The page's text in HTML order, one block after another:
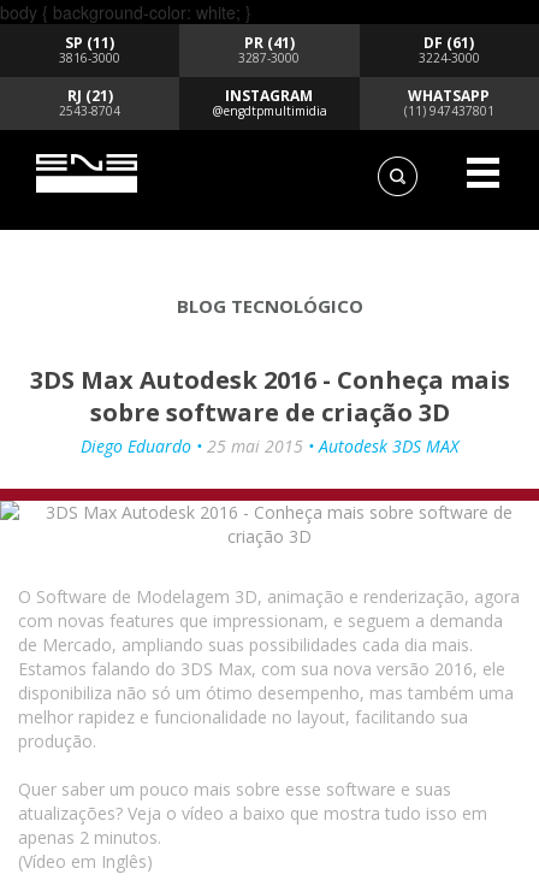
body { background-color: white; }
SP (11)
3816-3000
PR (41)
3287-3000
DF (61)
3224-3000
RJ (21)
2543-8704
INSTAGRAM
@engdtpmultimidia
WHATSAPP
(11) 947437801
BLOG TECNOLÓGICO
3DS Max Autodesk 2016 - Conheça mais
sobre software de criação 3D
Diego Eduardo • 25 mai 2015 • Autodesk 3DS MAX
O Software de Modelagem 3D, animação e renderização, agora
com novas features que impressionam, e seguem a demanda
de Mercado, ampliando suas possibilidades cada dia mais.
Estamos falando do 3DS Max, com sua nova versão 2016, ele
disponibiliza não só um ótimo desempenho, mas também uma
melhor rapidez e funcionalidade no layout, facilitando sua
produção.
Quer saber um pouco mais sobre esse software e suas
atualizações? Veja o vídeo a baixo que mostra tudo isso em
apenas 2 minutos.
(Vídeo em Inglês)